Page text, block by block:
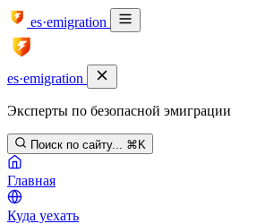
es·emigration
es·emigration
Эксперты по безопасной эмиграции
Поиск по сайту... ⌘K
Главная
Куда уехать